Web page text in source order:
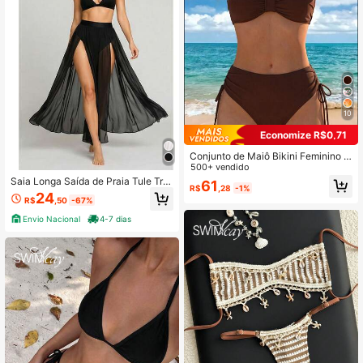
Saia Longa Saída de Praia Tule Tra
nsparente com Dupla Fenda Verão
R$24,50 -67%
Envio Nacional
4-7 dias
10
Economize R$0,71
Conjunto de Maiô Bikini Feminino d
e Verão para Praia com Estampa Flo
ral Completa e Alças Finas, 2 Peça
s, Marrom para Férias
500+ vendido
R$61 ,28 -1%